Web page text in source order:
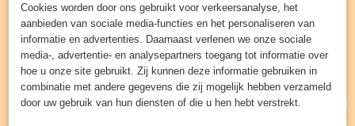
Inloggen Registreren
UW WINKELWAGEN
(0)
Cookies worden door ons gebruikt voor verkeersanalyse, het
aanbieden van sociale media-functies en het personaliseren van
informatie en advertenties. Daarnaast verlenen we onze sociale
media-, advertentie- en analysepartners toegang tot informatie over
hoe u onze site gebruikt. Zij kunnen deze informatie gebruiken in
combinatie met andere gegevens die zij mogelijk hebben verzameld
door uw gebruik van hun diensten of die u hen hebt verstrekt.